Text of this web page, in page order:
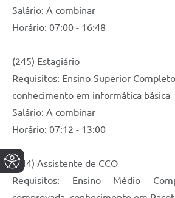
Salário: A combinar
Horário: 07:00 - 16:48
(245) Estagiário
Requisitos: Ensino Superior
conhecimento em informática básica
Salário: A combinar
Horário: 07:12 - 13:00
(244) Assistente de CCO
Requisitos: Ensino Médio